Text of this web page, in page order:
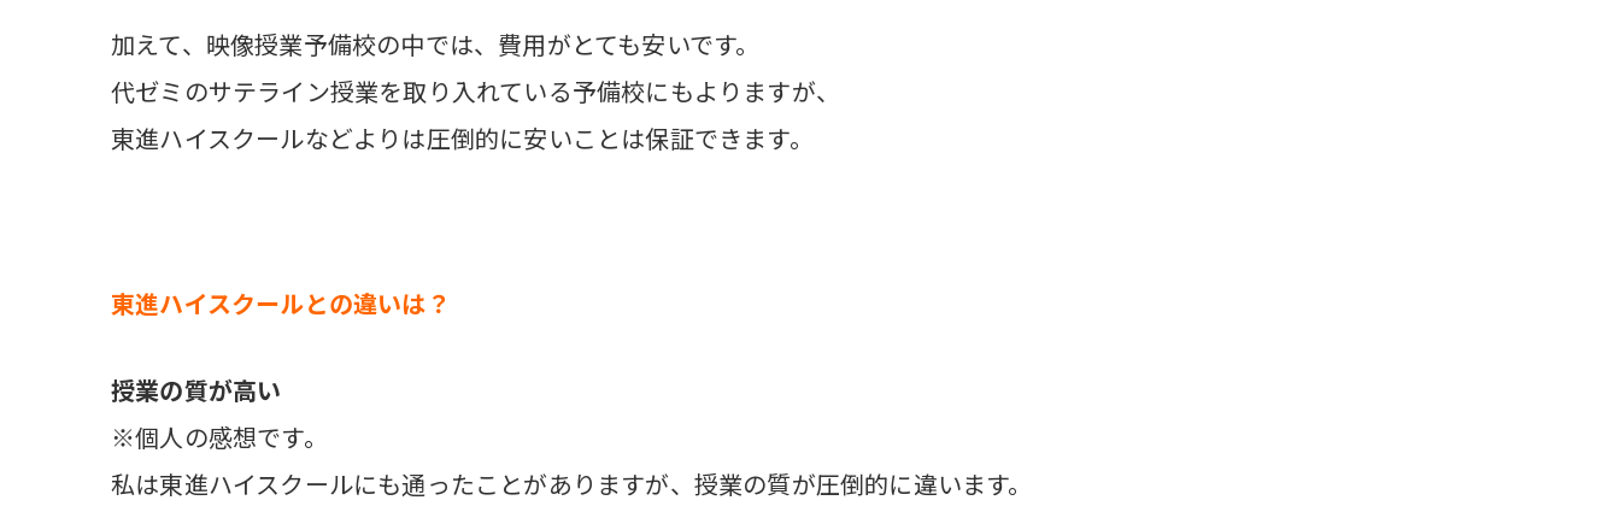
加えて、映像授業予備校の中では、費用がとても安いです。
代ゼミのサテライン授業を取り入れている予備校にもよりますが、
東進ハイスクールなどよりは圧倒的に安いことは保証できます。
東進ハイスクールとの違いは？
授業の質が高い
※個人の感想です。
私は東進ハイスクールにも通ったことがありますが、授業の質が圧倒的に違います。